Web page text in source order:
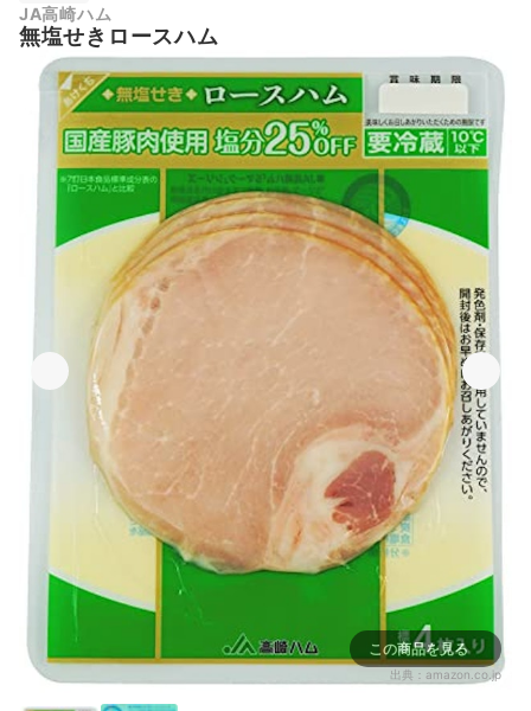
JA高崎ハム
無塩せきロースハム
この商品を見る
出典： amazon.co.jp